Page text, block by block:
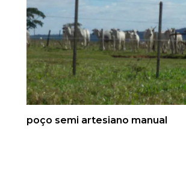
poço semi artesiano manual